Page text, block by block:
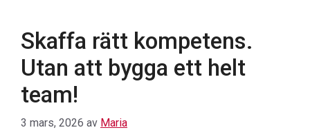
Skaffa rätt kompetens.
Utan att bygga ett helt
team!
3 mars, 2026 av Maria